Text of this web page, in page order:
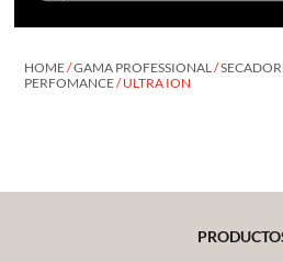
HOME/GAMA PROFESSIONAL /
PERFOMANCE/ ULTRA ION